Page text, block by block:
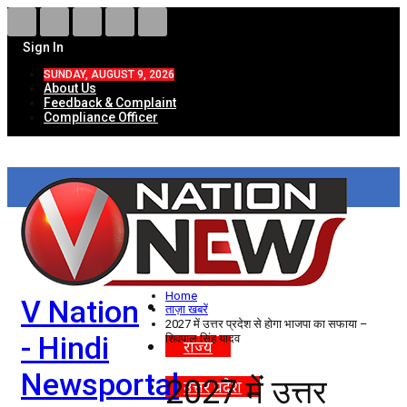
Sign In
SUNDAY, AUGUST 9, 2026
About Us
Feedback & Complaint
Compliance Officer
V Nation
- Hindi
Newsportal
HOME
ताज़ा खबरें
देश
विदेश
राज्य
उत्तर प्रदेश
Home
ताज़ा खबरें
2027 में उत्तर प्रदेश से होगा भाजपा का सफाया –
शिवपाल सिंह यादव
2027 में उत्तर